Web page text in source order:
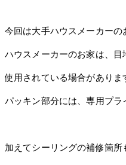
今回は大手ハウスメーカーの
ハウスメーカーのお家は、目
使用されている場合がありま
パッキン部分には、専用プラ
加えてシーリングの補修箇所